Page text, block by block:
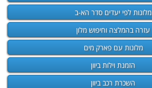
מלונות לפי יעדים סדר הא-ב
עזרה בהמלצה וחיפוש מלון
מלונות עם פארק מים
הזמנת וילות ביוון
השכרת רכב ביוון